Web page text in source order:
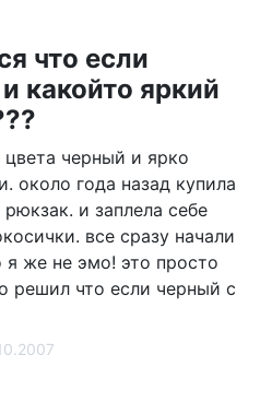
что если
какойто яркий
черный и ярко
около года назад купила
и заплела себе
все сразу начали
я же не эмо! это просто
решил что если черный с